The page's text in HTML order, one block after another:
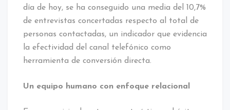
día de hoy, se ha conseguido una media del 10,7%
de entrevistas concertadas respecto al total de
personas contactadas, un indicador que evidencia
la efectividad del canal telefónico como
herramienta de conversión directa.
Un equipo humano con enfoque relacional